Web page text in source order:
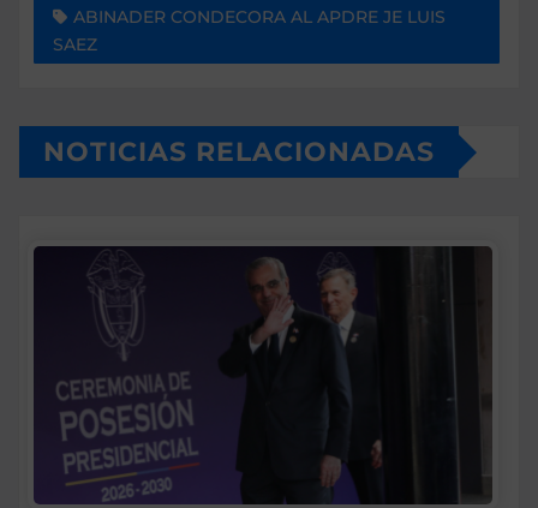
ABINADER CONDECORA AL APDRE JE LUIS
SAEZ
NOTICIAS RELACIONADAS